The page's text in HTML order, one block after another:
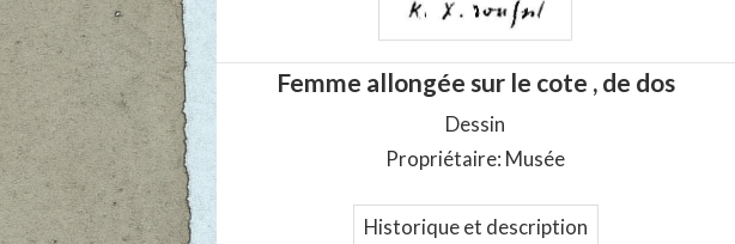
Femme allongée sur le cote , de dos
Dessin
Propriétaire: Musée
Historique et description